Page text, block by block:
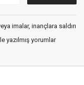
imalar, inançlara saldırı
yazılmış yorumlar